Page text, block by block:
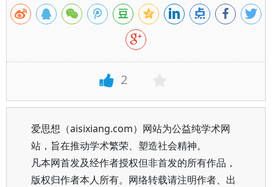
2
爱思想（aisixiang.com）网站为公益纯学术网
站，旨在推动学术繁荣、塑造社会精神。
凡本网首发及经作者授权但非首发的所有作品，
版权归作者本人所有。网络转载请注明作者、出